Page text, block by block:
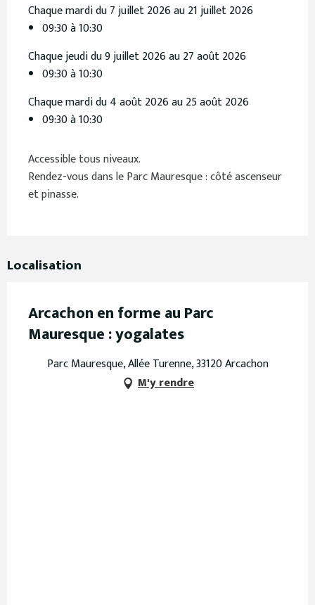
Chaque mardi du 7 juillet 2026 au 21 juillet 2026
09:30 à 10:30
Chaque jeudi du 9 juillet 2026 au 27 août 2026
09:30 à 10:30
Chaque mardi du 4 août 2026 au 25 août 2026
09:30 à 10:30
Accessible tous niveaux.
Rendez-vous dans le Parc Mauresque : côté ascenseur
et pinasse.
Localisation
Arcachon en forme au Parc
Mauresque : yogalates
Parc Mauresque, Allée Turenne, 33120 Arcachon
M'y rendre